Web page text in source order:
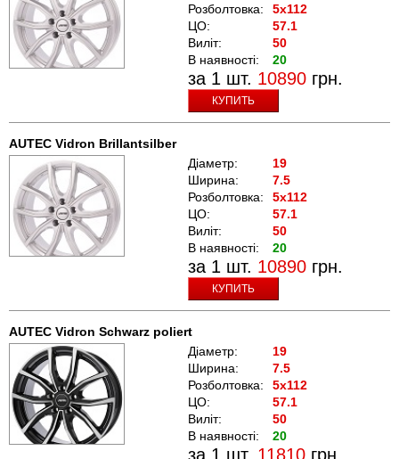
Розболтовка:
5x112
ЦО:
57.1
Виліт:
50
В наявності:
20
за 1 шт. 10890 грн.
КУПИТЬ
AUTEC Vidron Brillantsilber
Діаметр:
19
Ширина:
7.5
Розболтовка:
5x112
ЦО:
57.1
Виліт:
50
В наявності:
20
за 1 шт. 10890 грн.
КУПИТЬ
AUTEC Vidron Schwarz poliert
Діаметр:
19
Ширина:
7.5
Розболтовка:
5x112
ЦО:
57.1
Виліт:
50
В наявності:
20
за 1 шт. 11810 грн.